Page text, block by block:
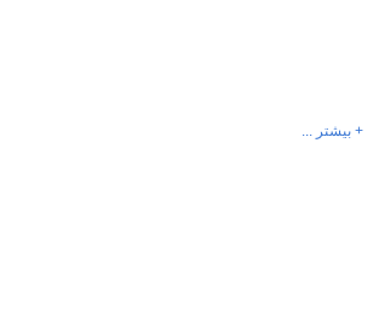
+ بیشتر ...